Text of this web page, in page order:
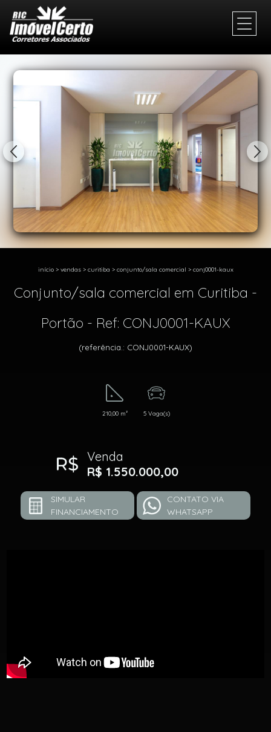
início> vendas> curitiba > conjunto/sala comercial > conj0001-kaux
Conjunto/sala comercial em Curitiba -
Portão - Ref: CONJ0001-KAUX
(referência.: CONJ0001-KAUX)
210,00 m² 5 Vaga(s)
Venda
R$ 1.550.000,00
SIMULAR
FINANCIAMENTO
CONTATO VIA
WHATSAPP